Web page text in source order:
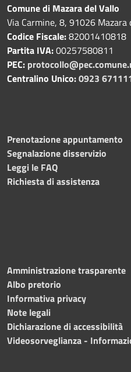
Comune di Mazara del Vallo
Via Carmine, 8, 91026 Mazara
Codice Fiscale:82001410818
Partita IVA:00257580811
PEC:
Centralino Unico:0923
Prenotazione appuntamento
Segnalazione disservizio
Leggi le FAQ
Richiesta di assistenza
Amministrazione trasparente
Albo pretorio
Informativa privacy
Note legali
Dichiarazione di accessibilità
Videosorveglianza -